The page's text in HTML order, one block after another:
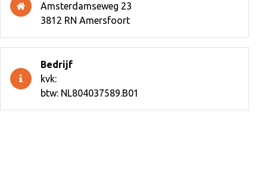
Amsterdamseweg 23
3812 RN Amersfoort
Bedrijf
kvk:
btw: NL804037589.B01